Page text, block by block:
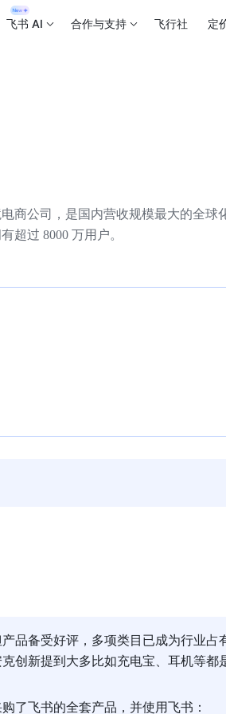
飞书 AI 合作与支持 飞行社 定
商公司，是国内营收规模最大的全球
超过 8000 万用户。
品备受好评，多项类目已成为行业占
创新提到大多比如充电宝、耳机等都
了飞书的全套产品，并使用飞书：